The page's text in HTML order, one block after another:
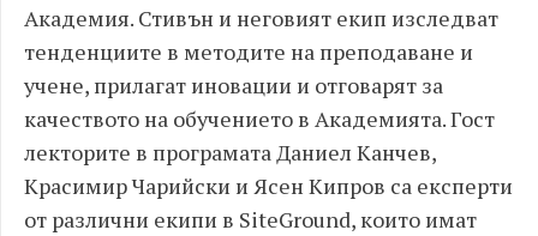
Академия. Стивън и неговият екип изследват
тенденциите в методите на преподаване и
учене, прилагат иновации и отговарят за
качеството на обучението в Академията. Гост
лекторите в програмата Даниел Канчев,
Красимир Чарийски и Ясен Кипров са експерти
от различни екипи в SiteGround, които имат